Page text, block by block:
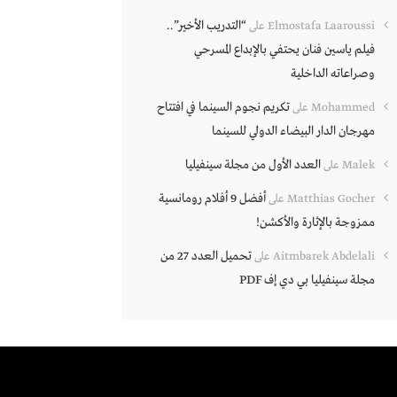
Elmostafa Laaroussi على“التدريب الأخير”..
فيلم ياسين فنان يحتفي بالإبداع المسرحي
وصراعاته الداخلية
Mohammed علىتكريم نجوم السينما في افتتاح
مهرجان الدار البيضاء الدولي للسينما
Malek علىالعدد الأول من مجلة سينفيليا
Matthias Gocher على
أفضل 9 أفلام رومانسية
ممزوجة بالإثارة والأكشن!
Aitmbarek Abdelali على
تحميل العدد 27 من
مجلة سينفيليا بي دي إف PDF